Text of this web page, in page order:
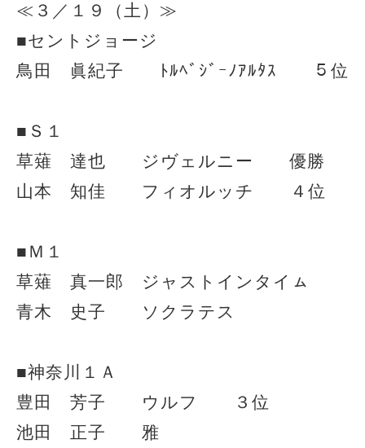
≪３／１９（土）≫
■セントジョージ
鳥田 眞紀子 ﾄﾙﾍﾞｼﾞｰﾉｱﾙﾀｽ ５位
■Ｓ１
草薙 達也 ジヴェルニー 優勝
山本 知佳 フィオルッチ ４位
■Ｍ１
草薙 真一郎 ジャストインタイㇺ
青木 史子 ソクラテス
■神奈川１Ａ
豊田 芳子 ウルフ ３位
池田 正子 雅